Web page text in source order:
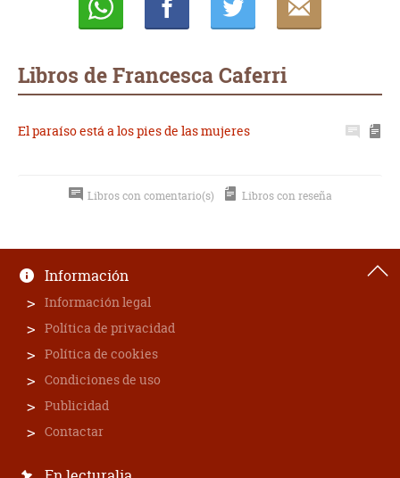
Libros de Francesca Caferri
El paraíso está a los pies de las mujeres
Libros con comentario(s) Libros con reseña
Información
Información legal
Política de privacidad
Política de cookies
Condiciones de uso
Publicidad
Contactar